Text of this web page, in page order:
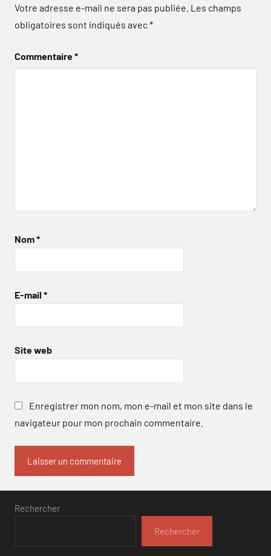
Votre adresse e-mail ne sera pas publiée. Les champs
obligatoires sont indiqués avec*
Commentaire*
Nom*
E-mail *
Site web
Enregistrer mon nom, mon e-mail et mon site dans le
navigateur pour mon prochain commentaire.
Rechercher
Rechercher